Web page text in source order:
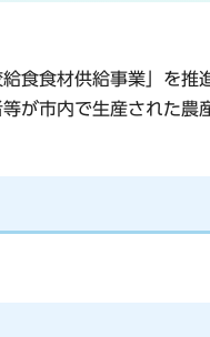
食食材供給事業」を推
が市内で生産された農